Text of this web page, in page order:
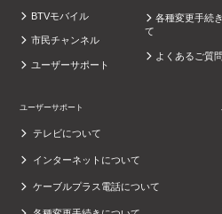
BTVモバイル
市民チャンネル
ユーザーサポート
各種変更手続
て
よくあるご質問
ユーザーサポート
テレビについて
インターネットについて
ケーブルプラス電話について